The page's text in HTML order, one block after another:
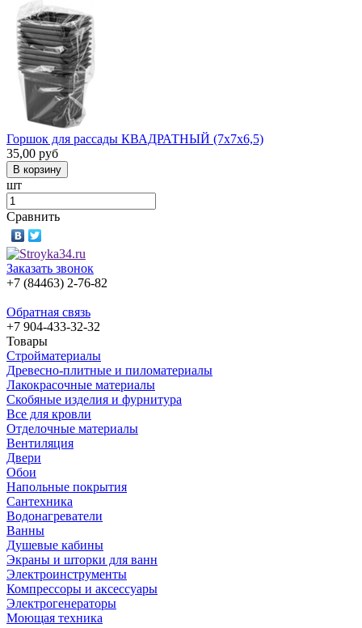
Горшок для рассады КВАДРАТНЫЙ (7х7х6,5)
35,00 руб
шт
Сравнить
Заказать звонок
+7 (84463) 2-76-82
Обратная связь
+7 904-433-32-32
Товары
Стройматериалы
Древесно-плитные и пиломатериалы
Лакокрасочные материалы
Скобяные изделия и фурнитура
Все для кровли
Отделочные материалы
Вентиляция
Двери
Обои
Напольные покрытия
Сантехника
Водонагреватели
Ванны
Душевые кабины
Экраны и шторки для ванн
Электроинструменты
Компрессоры и аксессуары
Электрогенераторы
Моющая техника